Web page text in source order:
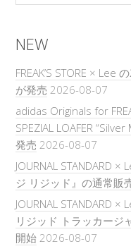
NEW
FREAK’S STORE × Lee
が発売 2026-08-07
adidas Originals for
SPEZIAL LOAFER
発売 2026-08-07
JOURNAL STANDARD
ジ リジッド』の通常販
JOURNAL STANDARD ×
リジッド トラッカージ
開始 2026-08-07